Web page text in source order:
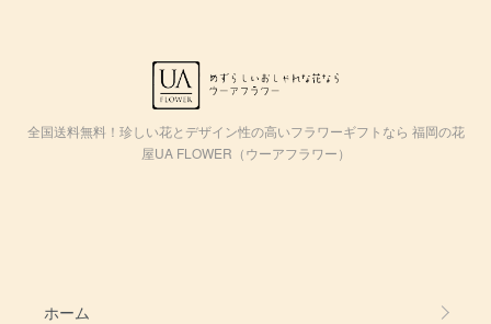
全国送料無料！珍しい花とデザイン性の高いフラワーギフトなら 福岡の花
屋UA FLOWER（ウーアフラワー）
ホーム